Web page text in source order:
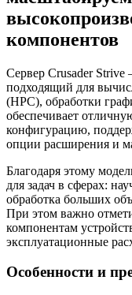
компонентов
Сервер Crusader Strive
подходящий для
(HPC), обработки
обеспечивает
конфигурацию,
опции расширения и
Благодаря этому
для задач в сферах:
обработка больших
При этом важно
компонентам
эксплуатационные
Особенности и